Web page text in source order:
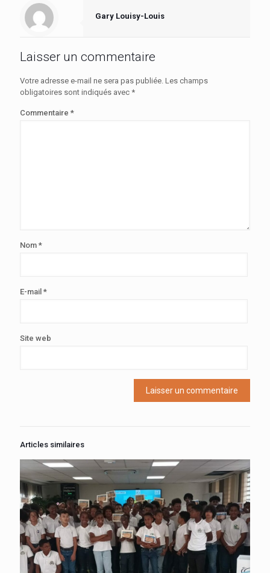
Gary Louisy-Louis
Laisser un commentaire
Votre adresse e-mail ne sera pas publiée. Les champs
obligatoires sont indiqués avec *
Commentaire *
Nom *
E-mail *
Site web
Articles similaires